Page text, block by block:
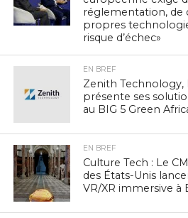
réglementation, de
propres
risque d’échec»
EN BREF
Zenith Technology,
présente ses
au BIG 5 Green
EN BREF
Culture Tech : Le
des États-Unis
VR/XR immersive à